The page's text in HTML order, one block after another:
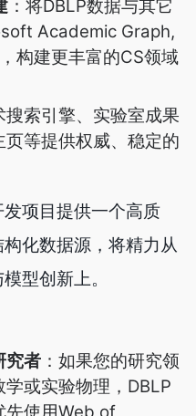
：将DBLP数据与其它
Academic Graph,
构建更丰富的CS领域
搜索引擎、实验室成果
等提供权威、稳定的
项目提供一个高质
化数据源，将精力从
型创新上。
究者 ：如果您的研究领
或实验物理，DBLP